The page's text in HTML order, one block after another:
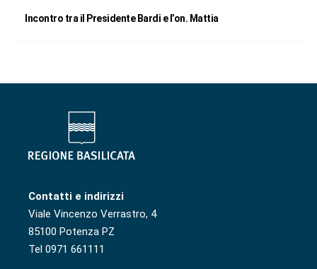
Incontro tra il Presidente Bardi e l’on. Mattia
Contatti e indirizzi
Viale Vincenzo Verrastro, 4
85100 Potenza PZ
Tel 0971 661111